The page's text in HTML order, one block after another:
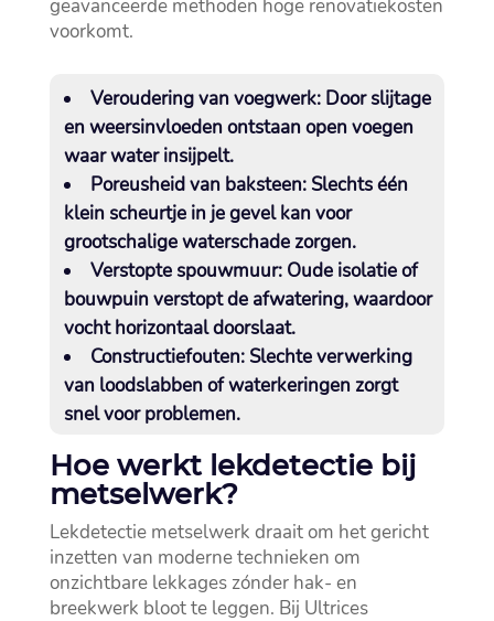
geavanceerde methoden hoge renovatiekosten
voorkomt.​
Veroudering van voegwerk: Door slijtage
en weersinvloeden ontstaan open voegen
waar water insijpelt.​
Poreusheid van baksteen: Slechts één
klein scheurtje in je gevel kan voor
grootschalige waterschade zorgen.​
Verstopte spouwmuur: Oude isolatie of
bouwpuin verstopt de afwatering, waardoor
vocht horizontaal doorslaat.​
Constructiefouten: Slechte verwerking
van loodslabben of waterkeringen zorgt
snel voor problemen.​
Hoe werkt lekdetectie bij
metselwerk?
Lekdetectie metselwerk draait om het gericht
inzetten van moderne technieken om
onzichtbare lekkages zónder hak- en
breekwerk bloot te leggen.​ Bij Ultrices